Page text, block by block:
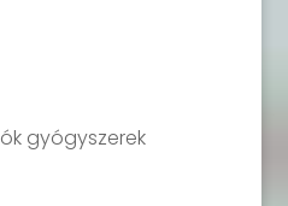
gyógyszerek